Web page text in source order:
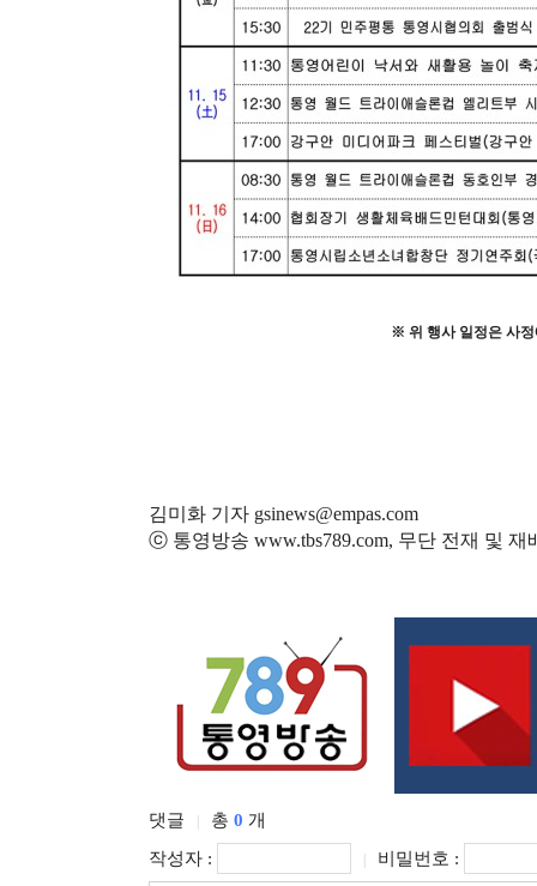
※ 위 행사 일정은 사
김미화 기자 gsinews@empas.com
ⓒ 통영방송 www.tbs789.com, 무단 전재 및 재
댓글 총 0 개
작성자 :
비밀번호 :